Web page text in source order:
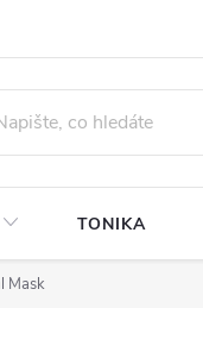
TONIKA
Mask